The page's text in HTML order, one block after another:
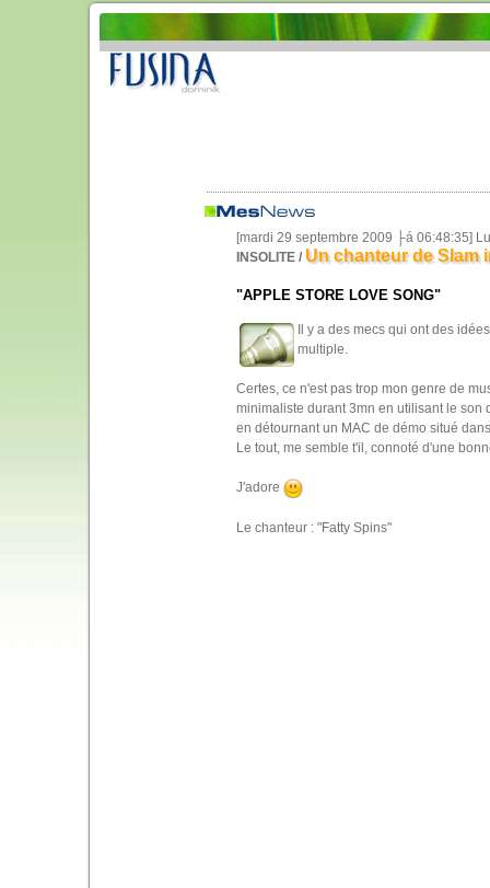
[mardi 29 septembre 2009 ├á 06:48:35]
INSOLITE / Un chanteur de Slam
"APPLE STORE LOVE SONG"
Il y a des mecs qui ont des
multiple.
Certes, ce n'est pas trop mon genre de
minimaliste durant 3mn en utilisant le son
en détournant un MAC de démo situé
Le tout, me semble t'il, connoté d'une
J'adore
Le chanteur : "Fatty Spins"